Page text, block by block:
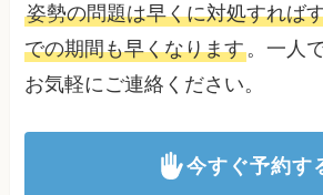
姿勢の問題は早くに対処すれば
での期間も早くなります。一人
お気軽にご連絡ください。
今すぐ予約す